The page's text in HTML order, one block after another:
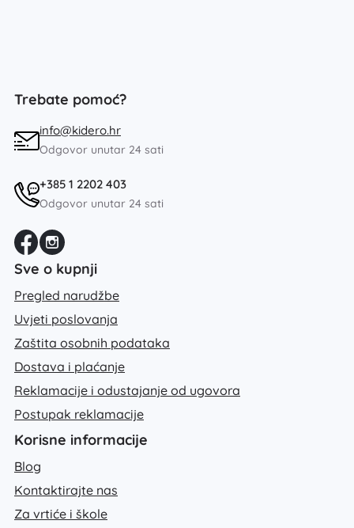
Trebate pomoć?
info@kidero.hr
Odgovor unutar 24 sati
+385 1 2202 403
Odgovor unutar 24 sati
Sve o kupnji
Pregled narudžbe
Uvjeti poslovanja
Zaštita osobnih podataka
Dostava i plaćanje
Reklamacije i odustajanje od ugovora
Postupak reklamacije
Korisne informacije
Blog
Kontaktirajte nas
Za vrtiće i škole